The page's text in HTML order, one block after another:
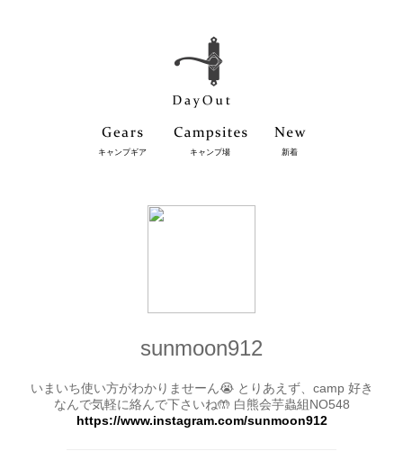
キャンプギア キャンプ場 新着
sunmoon912
いまいち使い方がわかりませーん😭 とりあえず、camp 好き
なんで気軽に絡んで下さいね🤲 白熊会芋蟲組NO548
https://www.instagram.com/sunmoon912